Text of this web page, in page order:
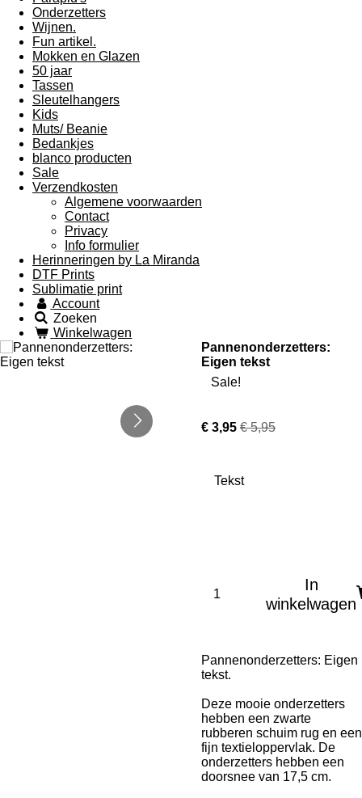
Onderzetters
Wijnen.
Fun artikel.
Mokken en Glazen
50 jaar
Tassen
Sleutelhangers
Kids
Muts/ Beanie
Bedankjes
blanco producten
Sale
Verzendkosten
Algemene voorwaarden
Contact
Privacy
Info formulier
Herinneringen by La Miranda
DTF Prints
Sublimatie print
Account
Zoeken
Winkelwagen
Pannenonderzetters:
Eigen tekst
Sale!
€ 3,95 € 5,95
Tekst
In
winkelwagen
Pannenonderzetters: Eigen
tekst.
Deze mooie onderzetters
hebben een zwarte
rubberen schuim rug en een
fijn textieloppervlak. De
onderzetters hebben een
doorsnee van 17,5 cm.